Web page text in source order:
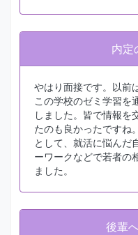
内定
やはり面接です。以前
この学校のゼミ学習を
しました。皆で情報を
たのも良かったですね
として、就活に悩んだ
ーワークなどで若者の
ました。
後輩